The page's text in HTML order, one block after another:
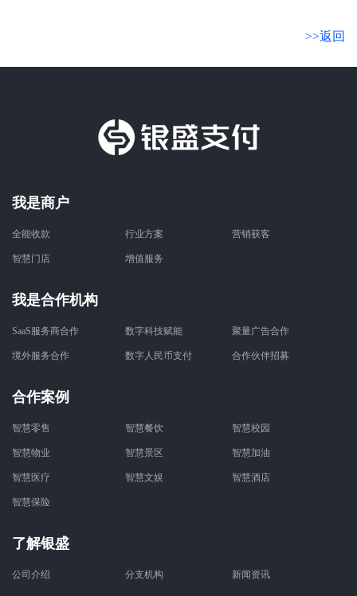
>>返回
我是商户
全能收款 行业方案 营销获客
智慧门店 增值服务
我是合作机构
SaaS服务商合作 数字科技赋能 聚量广告合作
境外服务合作 数字人民币支付 合作伙伴招募
合作案例
智慧零售 智慧餐饮 智慧校园
智慧物业 智慧景区 智慧加油
智慧医疗 智慧文娱 智慧酒店
智慧保险
了解银盛
公司介绍 分支机构 新闻资讯